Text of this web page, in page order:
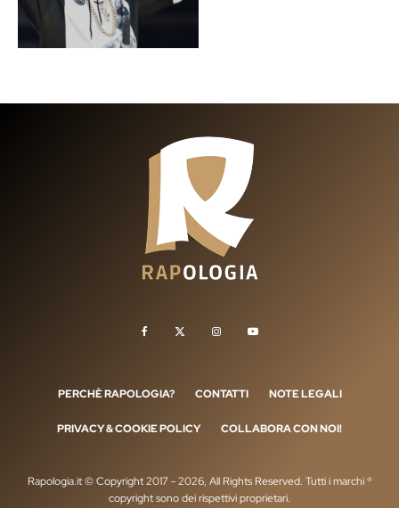
PERCHÈ RAPOLOGIA? CONTATTI NOTE LEGALI
PRIVACY & COOKIE POLICY COLLABORA CON NOI!
Rapologia.it © Copyright 2017 - 2026, All Rights Reserved. Tutti i marchi ®
copyright sono dei rispettivi proprietari.